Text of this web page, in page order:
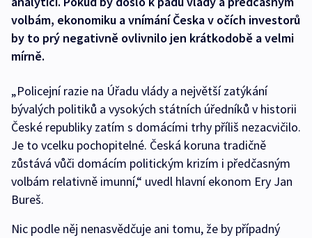
volbám, ekonomiku a vnímání Česka v očích investorů
by to prý negativně ovlivnilo jen krátkodobě a velmi
mírně.
„Policejní razie na Úřadu vlády a největší zatýkání
bývalých politiků a vysokých státních úředníků v historii
České republiky zatím s domácími trhy příliš nezacvičilo.
Je to vcelku pochopitelné. Česká koruna tradičně
zůstává vůči domácím politickým krizím i předčasným
volbám relativně imunní,“ uvedl hlavní ekonom Ery Jan
Bureš.
Nic podle něj nenasvědčuje ani tomu, že by případný